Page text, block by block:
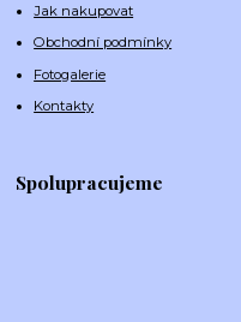
Jak nakupovat
Obchodní podmínky
Fotogalerie
Kontakty
Spolupracujeme